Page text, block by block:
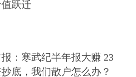
跃迁
：寒武纪半年报大赚 23
底，我们散户怎么办？